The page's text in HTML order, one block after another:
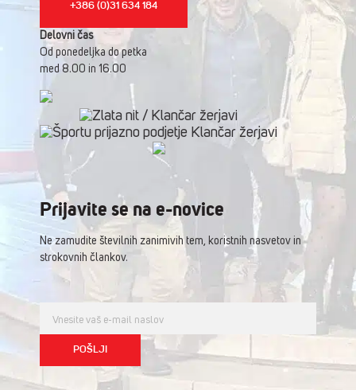
+386 (0)31 634 184
Delovni čas
Od ponedeljka do petka
med 8.00 in 16.00
Prijavite se na e-novice
Ne zamudite številnih zanimivih tem, koristnih nasvetov in
strokovnih člankov.